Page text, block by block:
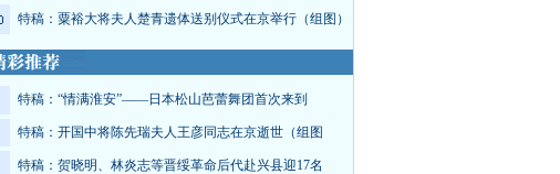
特稿：粟裕大将夫人楚青遗体送别仪式在京举行（组图）
特稿：“情满淮安”——日本松山芭蕾舞团首次来到
特稿：开国中将陈先瑞夫人王彦同志在京逝世（组图
特稿：贺晓明、林炎志等晋绥革命后代赴兴县迎17名